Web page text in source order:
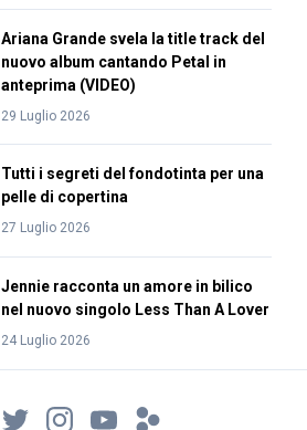
Ariana Grande svela la title track del
nuovo album cantando Petal in
anteprima (VIDEO)
29 Luglio 2026
Tutti i segreti del fondotinta per una
pelle di copertina
27 Luglio 2026
Jennie racconta un amore in bilico
nel nuovo singolo Less Than A Lover
24 Luglio 2026